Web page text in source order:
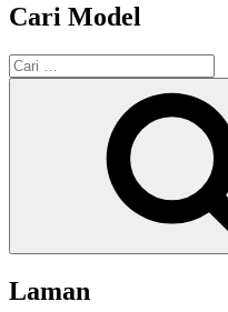
Cari Model
Pencarian
untuk:
Laman